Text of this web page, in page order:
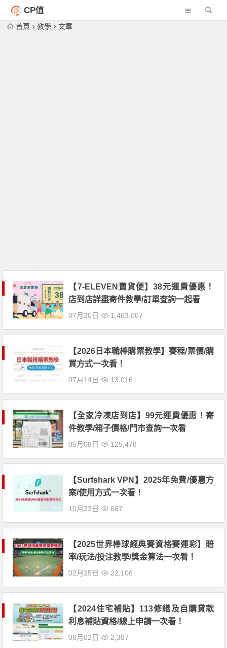
CP值
首頁 教學 文章
【7-ELEVEN賣貨便】38元運費優惠！
店到店詳盡寄件教學/訂單查詢一起看
07月30日 1,463,007
【2026日本職棒購票教學】賽程/票價/購
買方式一次看！
07月14日 13,016
【全家冷凍店到店】99元運費優惠！寄
件教學/箱子價格/門市查詢一次看
05月08日 125,478
【Surfshark VPN】2025年免費/優惠方
案/使用方式一次看！
10月23日 667
【2025世界棒球經典賽資格賽運彩】賠
率/玩法/投注教學/獎金算法一次看！
02月25日 22,106
【2024住宅補貼】113修繕及自購貸款
利息補貼資格/線上申請一次看！
08月02日 2,387